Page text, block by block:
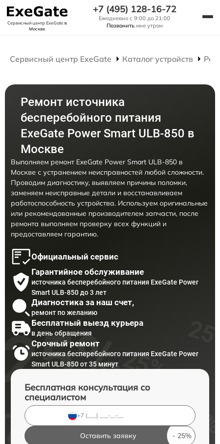
Сервисный центр ExeGateв
Москве
+7 (495) 128-16-72
Ежедневно с 9:00 до 21:00
Позвонить мне утром
Сервисный центр ExeGate Каталог устройств
Ремонт источника
бесперебойного питания
ExeGate Power Smart ULB-850 в
Москве
Выполняем ремонт ExeGate Power Smart ULB-850 в
Москве с устранением неисправностей любой сложности.
Проводим диагностику, выявляем причины поломки,
заменяем неисправные детали и восстанавливаем
работоспособность устройства. Используем оригинальные
или рекомендованные производителем запчасти, после
ремонта выполняем проверку всех функций и
предоставляем гарантию.
Официальный сервис
Гарантийное обслуживание
источника бесперебойного питания ExeGate Power
Smart ULB-850 до 3 лет
Диагностика за наш счет,
ремонт по желанию
Бесплатный выезд курьера
в день обращения
Срочный ремонт
источника бесперебойного питания ExeGate Power
Smart ULB-850 от 35 минут
Бесплатная консультация со
специалистом
Оставить заявку